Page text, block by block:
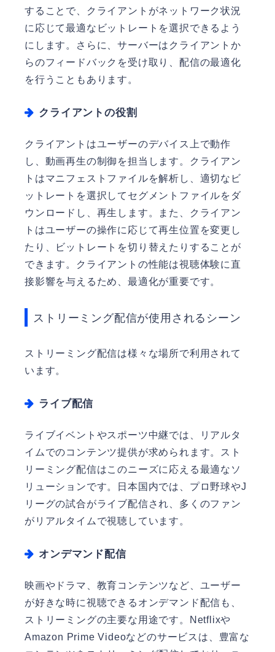
することで、クライアントがネットワーク状況
に応じて最適なビットレートを選択できるよう
にします。さらに、サーバーはクライアントか
らのフィードバックを受け取り、配信の最適化
を行うこともあります。
クライアントの役割
クライアントはユーザーのデバイス上で動作
し、動画再生の制御を担当します。クライアン
トはマニフェストファイルを解析し、適切なビ
ットレートを選択してセグメントファイルをダ
ウンロードし、再生します。また、クライアン
トはユーザーの操作に応じて再生位置を変更し
たり、ビットレートを切り替えたりすることが
できます。クライアントの性能は視聴体験に直
接影響を与えるため、最適化が重要です。
ストリーミング配信が使用されるシーン
ストリーミング配信は様々な場所で利用されて
います。
ライブ配信
ライブイベントやスポーツ中継では、リアルタ
イムでのコンテンツ提供が求められます。スト
リーミング配信はこのニーズに応える最適なソ
リューションです。日本国内では、プロ野球やJ
リーグの試合がライブ配信され、多くのファン
がリアルタイムで視聴しています。
オンデマンド配信
映画やドラマ、教育コンテンツなど、ユーザー
が好きな時に視聴できるオンデマンド配信も、
ストリーミングの主要な用途です。Netflixや
Amazon Prime Videoなどのサービスは、豊富な